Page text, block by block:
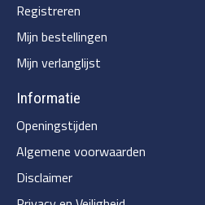
Registreren
Mijn bestellingen
Mijn verlanglijst
Informatie
Openingstijden
Algemene voorwaarden
Disclaimer